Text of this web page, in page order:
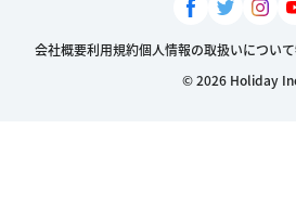
会社概要利用規約個人情報の取扱いについて
© 2026 Holiday